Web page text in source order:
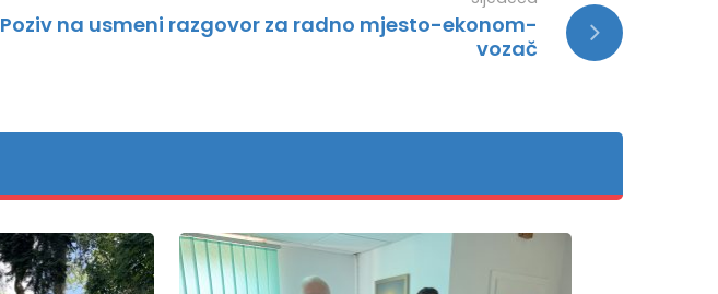
Poziv na usmeni razgovor za radno mjesto-ekonom-
vozač